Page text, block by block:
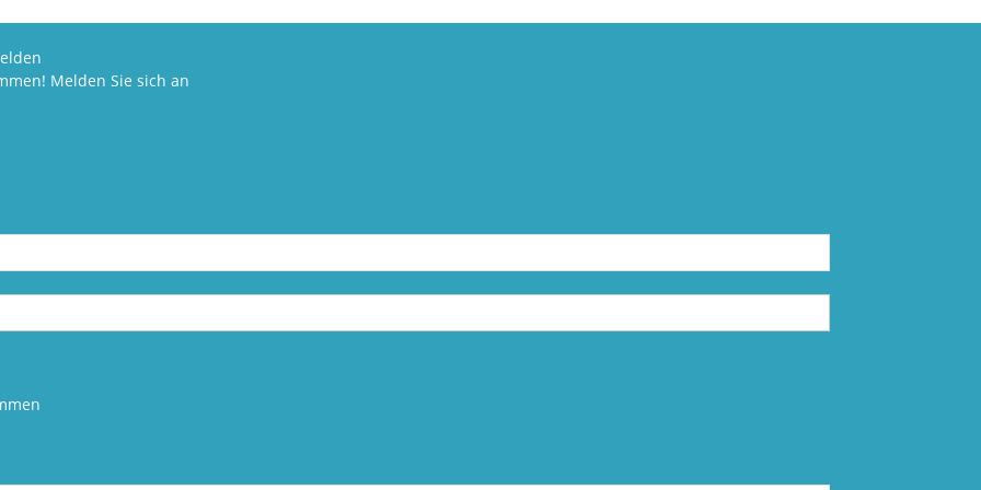
Melden Sie sich an